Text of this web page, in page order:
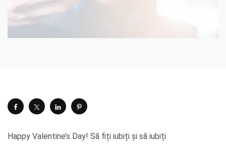
Happy Valentine’s Day! Să fiți iubiți și să iubiți